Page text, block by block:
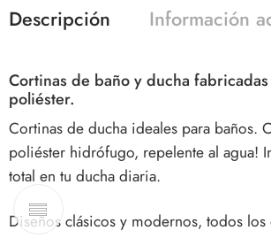
Descripción Información
Cortinas de baño y ducha
poliéster.
Cortinas de ducha ideales para baños.
poliéster hidrófugo, repelente al agua!
total en tu ducha diaria.
Diseños clásicos y modernos, todos los